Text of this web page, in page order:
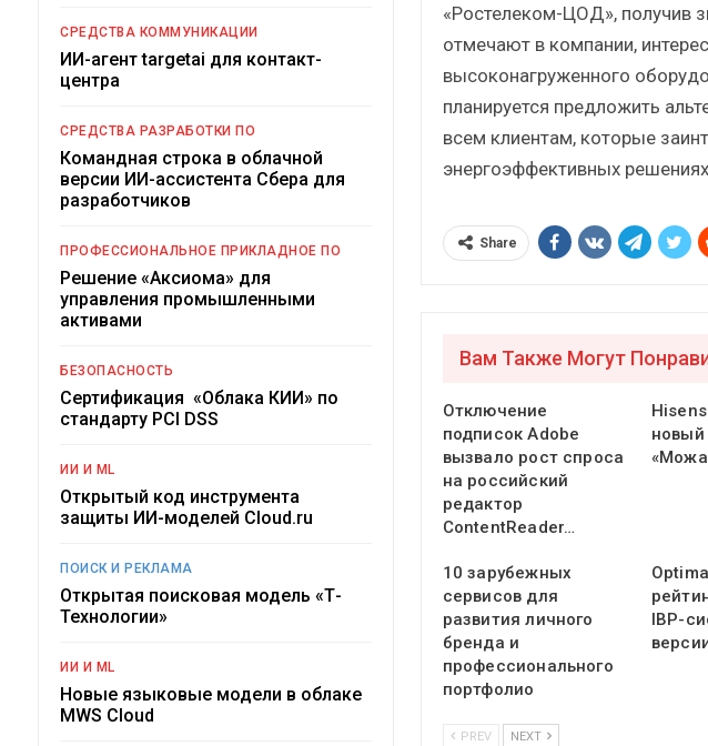
«Ростелеком-ЦОД», получив
отмечают в компании,
высоконагруженного
планируется предложить
всем клиентам, которые
энергоэффективных
Share
Вам Также Могут
Отключение
подписок Adobe
вызвало рост спроса
на российский
редактор
ContentReader…
новый
10 зарубежных
сервисов для
развития личного
бренда и
профессионального
портфолио
IBP-
PREV NEXT
СРЕДСТВА КОММУНИКАЦИИ
ИИ-агент targetai для контакт-
центра
СРЕДСТВА РАЗРАБОТКИ ПО
Командная строка в облачной
версии ИИ-ассистента Сбера для
разработчиков
ПРОФЕССИОНАЛЬНОЕ ПРИКЛАДНОЕ ПО
Решение «Аксиома» для
управления промышленными
активами
БЕЗОПАСНОСТЬ
Сертификация «Облака КИИ» по
стандарту PCI DSS
ИИ И ML
Открытый код инструмента
защиты ИИ-моделей Cloud.ru
ПОИСК И РЕКЛАМА
Открытая поисковая модель «Т-
Технологии»
ИИ И ML
Новые языковые модели в облаке
MWS Cloud